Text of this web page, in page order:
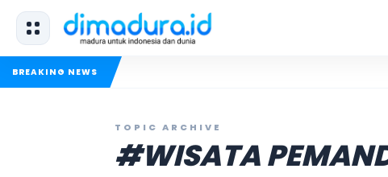
BREAKING NEWS
TOPIC ARCHIVE
#WISATA